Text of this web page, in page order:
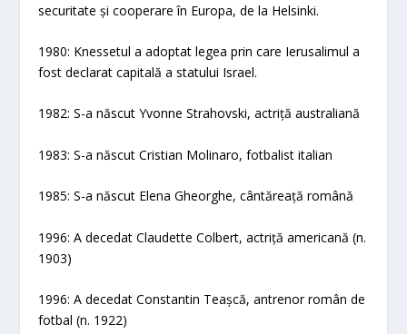
securitate și cooperare în Europa, de la Helsinki.
1980: Knessetul a adoptat legea prin care Ierusalimul a
fost declarat capitală a statului Israel.
1982: S-a născut Yvonne Strahovski, actriță australiană
1983: S-a născut Cristian Molinaro, fotbalist italian
1985: S-a născut Elena Gheorghe, cântăreață română
1996: A decedat Claudette Colbert, actriță americană (n.
1903)
1996: A decedat Constantin Teașcă, antrenor român de
fotbal (n. 1922)